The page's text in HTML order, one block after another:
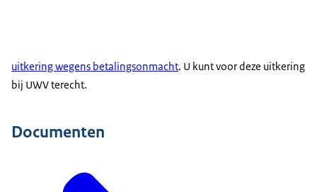
uitkering wegens betalingsonmacht. U kunt voor deze uitkering
bij UWV terecht.
Documenten